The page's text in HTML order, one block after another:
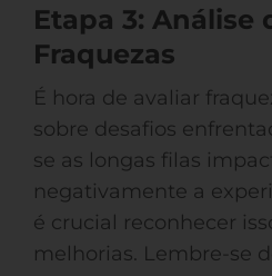
Etapa 3: Análise
Fraquezas
É hora de avaliar
sobre desafios
se as longas filas
negativamente a
é crucial reconhecer
melhorias. Lembre-se